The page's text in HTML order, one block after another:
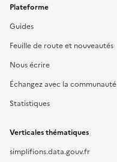
Plateforme
Guides
Feuille de route et nouveautés
Nous écrire
Échangez avec la communauté
Statistiques
Verticales thématiques
simplifions.data.gouv.fr